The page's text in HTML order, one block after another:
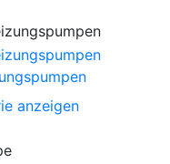
anzeigen